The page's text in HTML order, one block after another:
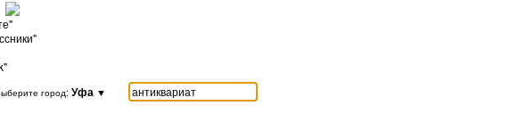
город: Уфа ▼